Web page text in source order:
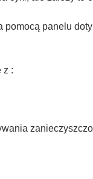
pomocą panelu
z :